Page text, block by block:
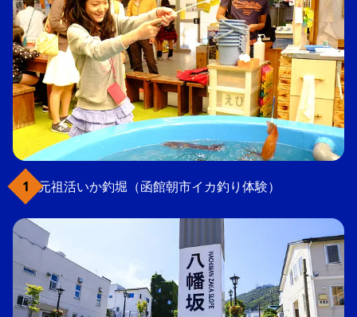
元祖活いか釣堀（函館朝市イカ釣り体験）